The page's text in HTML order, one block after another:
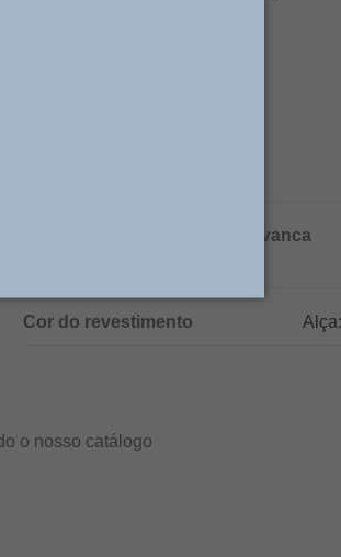
Ângulo de comutação da alavanca
Cor do revestimento
o nosso catálogo